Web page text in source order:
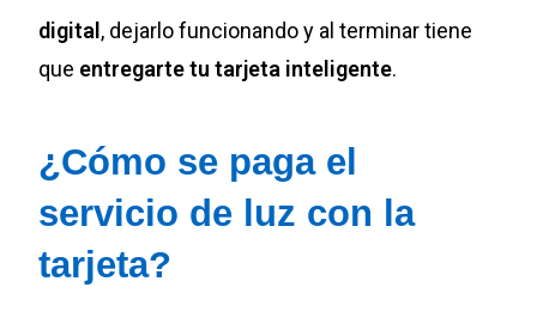
digital, dejarlo funcionando y al terminar tiene
que entregarte tu tarjeta inteligente.
¿Cómo se paga el
servicio de luz con la
tarjeta?